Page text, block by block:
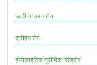
उल्टी या वमन रोग
क्रोहन रोग
हीमोलाइटिक यूरीमिक सिंड्रोम